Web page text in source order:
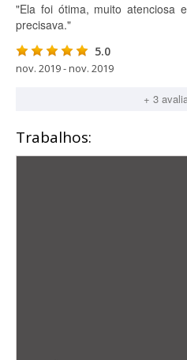
"Ela foi ótima, muito atenciosa
precisava."
5.0
nov. 2019 - nov. 2019
+ 3
Trabalhos: